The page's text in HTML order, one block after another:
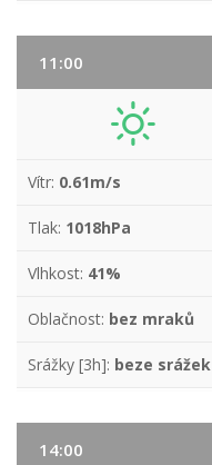
11:00
Vítr: 0.61m/s
Tlak: 1018hPa
Vlhkost: 41%
Oblačnost: bez mraků
Srážky [3h]: beze srážek
14:00